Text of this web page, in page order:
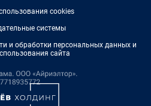
cookies
системы
и обработки персональных данных и
сайта